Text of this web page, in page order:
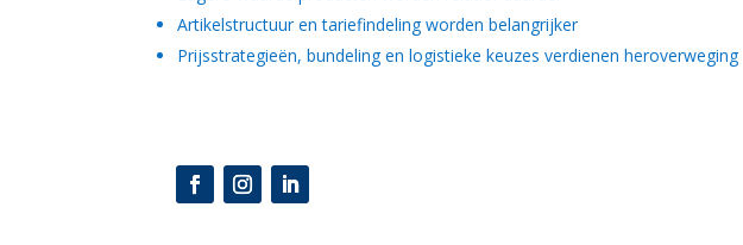
Artikelstructuur en tariefindeling worden belangrijker
Prijsstrategieën, bundeling en logistieke keuzes verdienen heroverweging